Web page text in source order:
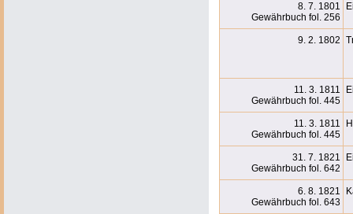
8. 7. 1801
Gewährbuch fol. 256
9. 2. 1802
11. 3. 1811
Gewährbuch fol. 445
11. 3. 1811
Gewährbuch fol. 445
31. 7. 1821
Gewährbuch fol. 642
6. 8. 1821
Gewährbuch fol. 643